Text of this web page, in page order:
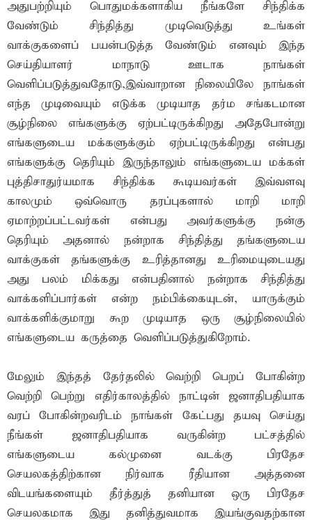
அதுபற்றியும் பொதுமக்களாகிய நீங்களே சிந்திக்க
வேண்டும் சிந்தித்து முடிவெடுத்து உங்கள்
வாக்குகளைப் பயன்படுத்த வேண்டும் எனவும் இந்த
செய்தியாளர் மாநாடு ஊடாக நாங்கள்
வெளிப்படுத்துவதோடு,இவ்வாறான நிலையிலே நாங்கள்
எந்த முடிவையும் எடுக்க முடியாத தர்ம சங்கடமான
சூழ்நிலை எங்களுக்கு ஏற்பட்டிருக்கிறது அதேபோன்று
எங்களுடைய மக்களுக்கும் ஏற்பட்டிருக்கிறது என்பது
எங்களுக்கு தெரியும் இருந்தாலும் எங்களுடைய மக்கள்
புத்திசாதுர்யமாக சிந்திக்க கூடியவர்கள் இவ்வளவு
காலமும் ஒவ்வொரு தரப்புகளால் மாறி மாறி
ஏமாற்றப்பட்டவர்கள் என்பது அவர்களுக்கு நன்கு
தெரியும் அதனால் நன்றாக சிந்தித்து தங்களுடைய
வாக்குகள் தங்களுக்கு உரித்தானது உரிமையுடையது
அது பலம் மிக்கது என்பதினால் நன்றாக சிந்தித்து
வாக்களிப்பார்கள் என்ற நம்பிக்கையுடன், யாருக்கும்
வாக்களிக்குமாறு கூற முடியாத ஒரு சூழ்நிலையில்
எங்களுடைய கருத்தை வெளிப்படுத்துகிறோம்.
மேலும் இந்தத் தேர்தலில் வெற்றி பெறப் போகின்ற
வெற்றி பெற்று எதிர்காலத்தில் நாட்டின் ஜனாதிபதியாக
வரப் போகின்றவரிடம் நாங்கள் கேட்பது தயவு செய்து
நீங்கள் ஜனாதிபதியாக வருகின்ற பட்சத்தில்
எங்களுடைய கல்முனை வடக்கு பிரதேச
செயலகத்திற்கான நிர்வாக ரீதியான அத்தனை
விடயங்களையும் தீர்த்துத் தனியான ஒரு பிரதேச
செயலகமாக இது தனித்துவமாக இயங்குவதற்கான